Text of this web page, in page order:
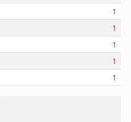
1
1
1
1
1